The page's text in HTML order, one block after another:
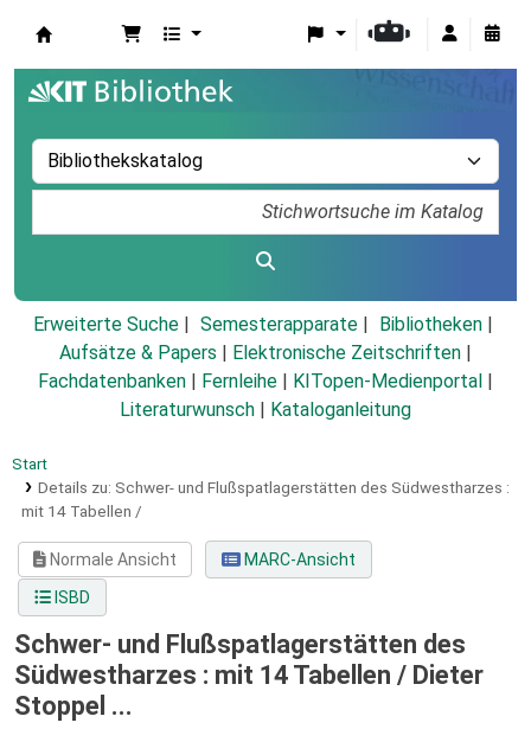
Erweiterte Suche Semesterapparate
Bibliotheken
Aufsätze & Papers
Elektronische Zeitschriften
Fachdatenbanken
Fernleihe KITopen-Medienportal
Literaturwunsch
Kataloganleitung
Start
Details zu: Schwer- und Flußspatlagerstätten des Südwestharzes :
mit 14 Tabellen /
Normale Ansicht
MARC-Ansicht
ISBD
Schwer- und Flußspatlagerstätten des
Südwestharzes : mit 14 Tabellen / Dieter
Stoppel ...